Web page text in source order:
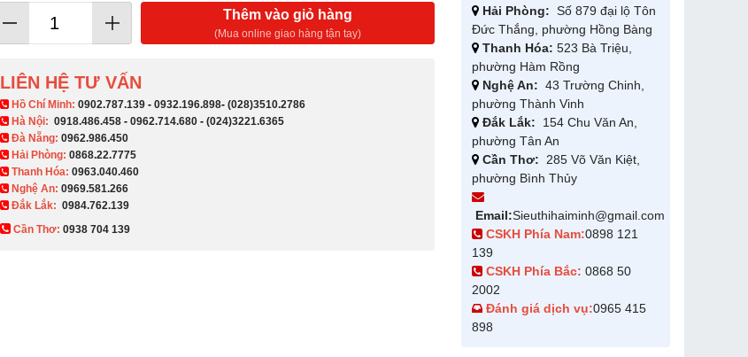
Thêm vào giỏ hàng
(Mua online giao hàng tận tay)
LIÊN HỆ TƯ VẤN
​ Hồ Chí Minh:0902.787.139 -0932.196.898-(028)3510.2786
Hà Nội:0918.486.458 -0962.714.680 -(024)3221.6365
Đà Nẵng:0962.986.450
Hải Phòng:0868.22.7775
Thanh Hóa:0963.040.460
Nghệ An:0969.581.266
Đắk Lắk: 0984.762.139
Cần Thơ:0938 704 139​
Hải Phòng: Số 879 đại lộ Tôn
Đức Thắng, phường Hồng Bàng
Thanh Hóa: 523 Bà Triệu,
phường Hàm Rồng
Nghệ An: 43 Trường Chinh,
phường Thành Vinh
Đắk Lắk: 154 Chu Văn An,
phường Tân An
Cần Thơ: 285 Võ Văn Kiệt,
phường Bình Thủy
Email:Sieuthihaiminh@gmail.com
CSKH Phía Nam:0898 121
139
CSKH Phía Bắc: 0868 50
2002
Đánh giá dịch vụ:0965 415
898